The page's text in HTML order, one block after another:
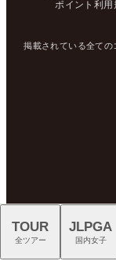
ポイント利用
掲載されている全ての
TOUR
全ツアー
JLPGA
国内女子